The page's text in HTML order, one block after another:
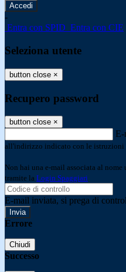
-
Entra con SPID Entra con CIE
Seleziona utente
button close ×
Recupero password
button close ×
E-
all'indirizzo indicato con le istruzioni
Non hai una e-mail associata al
tramite la Login Spaggiari
E-mail inviata, si prega di
Errore
Chiudi
Successo